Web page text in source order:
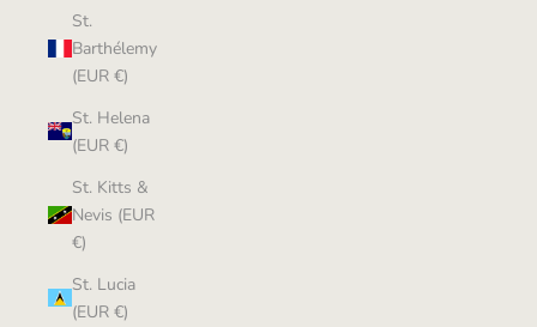
St.
Barthélemy
(EUR €)
St. Helena
(EUR €)
St. Kitts &
Nevis (EUR
€)
St. Lucia
(EUR €)